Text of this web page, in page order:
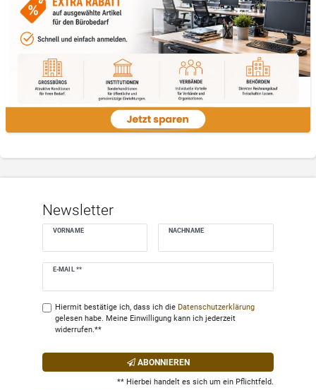
Newsletter
VORNAME NACHNAME
E-MAIL **
Newsletter
Hiermit bestätige ich, dass ich die Daten­schutz­erklärung
gelesen habe. Meine Einwilligung kann ich jederzeit
widerrufen.**
ABONNIEREN
** Hierbei handelt es sich um ein Pflichtfeld.